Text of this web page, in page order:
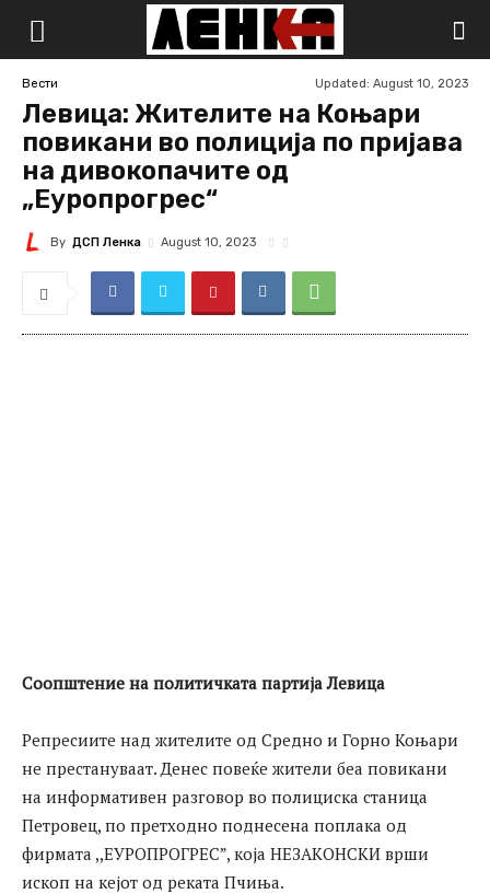
Вести Updated: August 10, 2023
Левица: Жителите на Коњари
повикани во полиција по пријава
на дивокопачите од
„Еуропрогрес“
By ДСП Ленка August 10, 2023
Соопштение на политичката партија Левица
Репресиите над жителите од Средно и Горно Коњари
не престануваат. Денес повеќе жители беа повикани
на информативен разговор во полициска станица
Петровец, по претходно поднесена поплака од
фирмата ,,ЕУРОПРОГРЕС”, која НЕЗАКОНСКИ врши
ископ на кејот од реката Пчиња.